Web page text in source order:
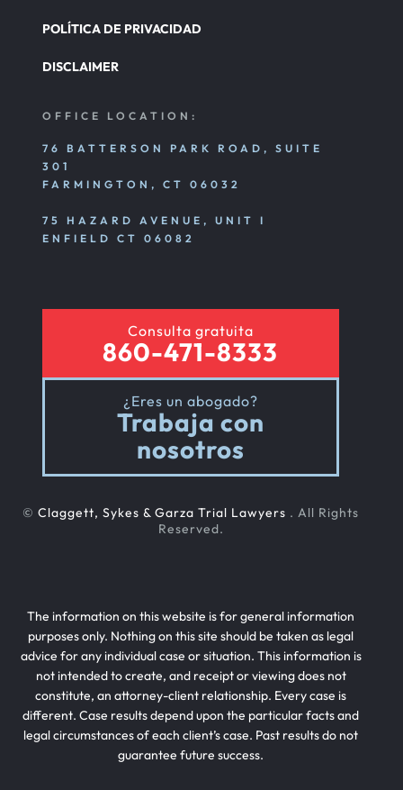
POLÍTICA DE PRIVACIDAD
DISCLAIMER
OFFICE LOCATION:
76 BATTERSON PARK ROAD, SUITE
301
FARMINGTON, CT 06032
75 HAZARD AVENUE, UNIT I
ENFIELD CT 06082
Consulta gratuita
860-471-8333
¿Eres un abogado?
Trabaja con
nosotros
© Claggett, Sykes & Garza Trial Lawyers . All Rights
Reserved.
The information on this website is for general information
purposes only. Nothing on this site should be taken as legal
advice for any individual case or situation. This information is
not intended to create, and receipt or viewing does not
constitute, an attorney-client relationship. Every case is
different. Case results depend upon the particular facts and
legal circumstances of each client’s case. Past results do not
guarantee future success.